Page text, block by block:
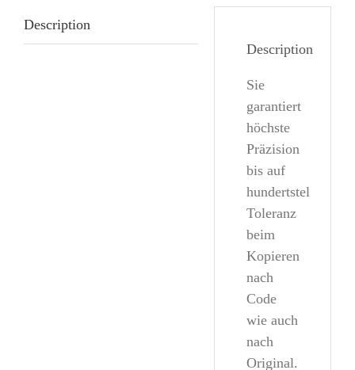
Description
Description
Sie
garantiert
höchste
Präzision
bis auf
hundertstel
Toleranz
beim
Kopieren
nach
Code
wie auch
nach
Original.